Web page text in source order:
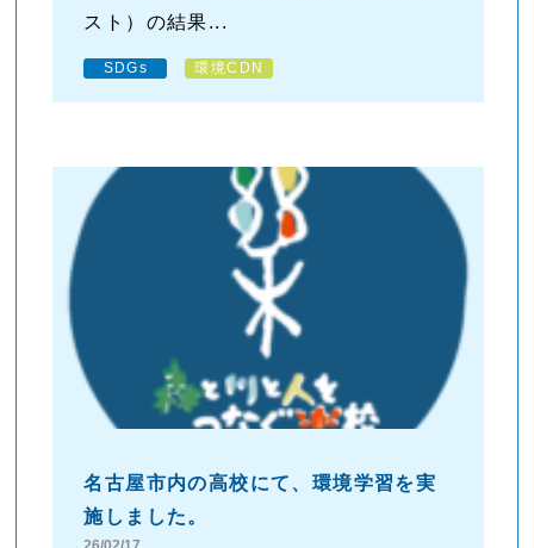
スト）の結果...
SDGs 環境CDN
名古屋市内の高校にて、環境学習を実
施しました。